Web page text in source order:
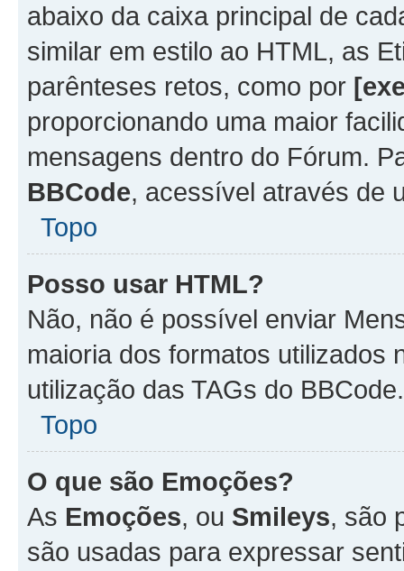
abaixo da caixa principal de
similar em estilo ao HTML, as
parênteses retos, como por
proporcionando uma maior
mensagens dentro do Fórum.
BBCode, acessível através de
Topo
Posso usar HTML?
Não, não é possível enviar
maioria dos formatos utilizados
utilização das TAGs do BBCode.
Topo
O que são Emoções?
As Emoções, ou Smileys, são
são usadas para expressar